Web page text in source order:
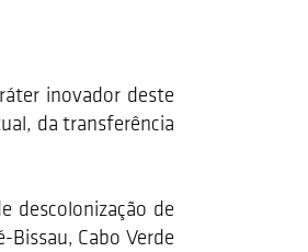
inovador deste
da transferência
descolonização de
Cabo Verde